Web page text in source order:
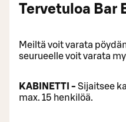
Tervetuloa Bar
Meiltä voit varata
seurueelle voit varata
KABINETTI - Sijaitsee
max. 15 henkilöä.